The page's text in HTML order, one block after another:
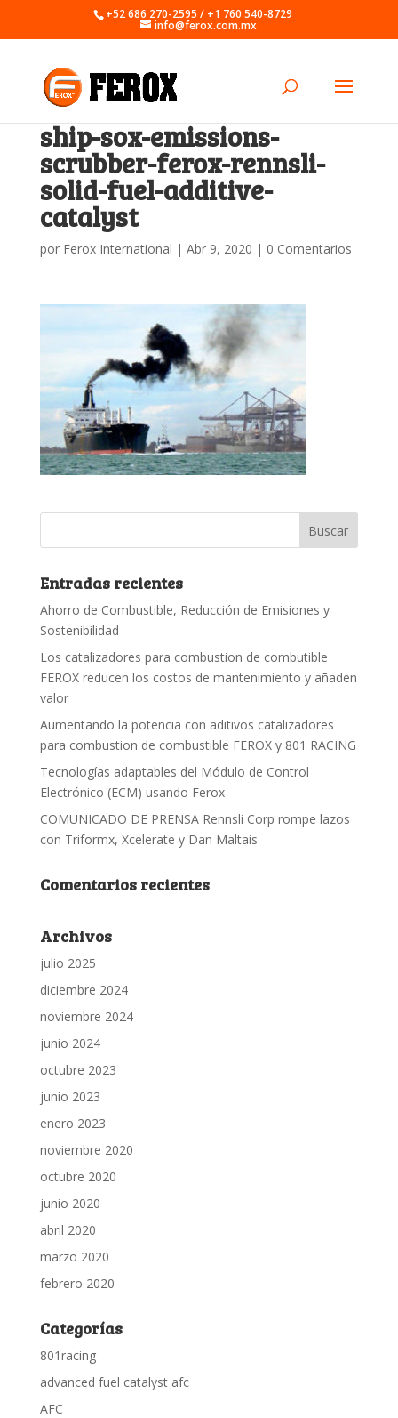
+52 686 270-2595 / +1 760 540-8729
info@ferox.com.mx
ship-sox-emissions-
scrubber-ferox-rennsli-
solid-fuel-additive-
catalyst
por Ferox International | Abr 9, 2020 | 0 Comentarios
Entradas recientes
Ahorro de Combustible, Reducción de Emisiones y
Sostenibilidad
Los catalizadores para combustion de combutible
FEROX reducen los costos de mantenimiento y añaden
valor
Aumentando la potencia con aditivos catalizadores
para combustion de combustible FEROX y 801 RACING
Tecnologías adaptables del Módulo de Control
Electrónico (ECM) usando Ferox
COMUNICADO DE PRENSA Rennsli Corp rompe lazos
con Triformx, Xcelerate y Dan Maltais
Comentarios recientes
Archivos
julio 2025
diciembre 2024
noviembre 2024
junio 2024
octubre 2023
junio 2023
enero 2023
noviembre 2020
octubre 2020
junio 2020
abril 2020
marzo 2020
febrero 2020
Categorías
801racing
advanced fuel catalyst afc
AFC